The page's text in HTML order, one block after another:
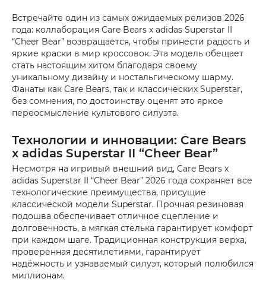
Встречайте один из самых ожидаемых релизов 2026
года: коллаборация Care Bears x adidas Superstar II
“Cheer Bear” возвращается, чтобы принести радость и
яркие краски в мир кроссовок. Эта модель обещает
стать настоящим хитом благодаря своему
уникальному дизайну и ностальгическому шарму.
Фанаты как Care Bears, так и классических Superstar,
без сомнения, по достоинству оценят это яркое
переосмысление культового силуэта.
Технологии и инновации: Care Bears
x adidas Superstar II “Cheer Bear”
Несмотря на игривый внешний вид, Care Bears x
adidas Superstar II “Cheer Bear” 2026 года сохраняет все
технологические преимущества, присущие
классической модели Superstar. Прочная резиновая
подошва обеспечивает отличное сцепление и
долговечность, а мягкая стелька гарантирует комфорт
при каждом шаге. Традиционная конструкция верха,
проверенная десятилетиями, гарантирует
надёжность и узнаваемый силуэт, который полюбился
миллионам.